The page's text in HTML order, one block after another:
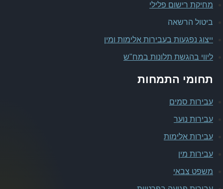
מחיקת רישום פלילי
ביטול הרשאה
ייצוג נפגעות בעבירות אלימות ומין
ליווי בהגשת תלונות במח"ש
תחומי התמחות
עבירות סמים
עבירות נוער
עבירות אלימות
עבירות מין
משפט צבאי